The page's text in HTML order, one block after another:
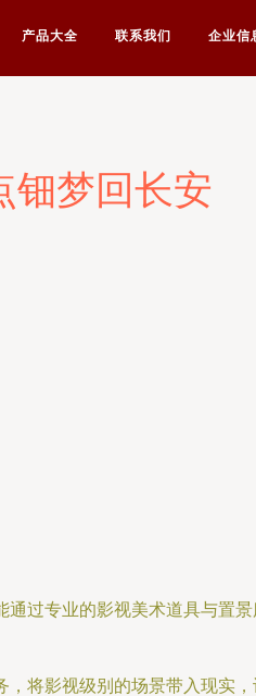
产品大全 联系我们 企业信
钿梦回长安
过专业的影视美术道具与置
将影视级别的场景带入现实